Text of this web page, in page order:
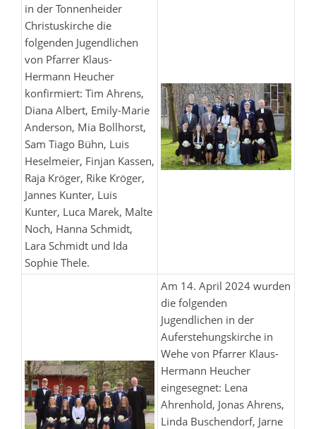
in der Tonnenheider
Christuskirche die
folgenden Jugendlichen
von Pfarrer Klaus-
Hermann Heucher
konfirmiert: Tim Ahrens,
Diana Albert, Emily-Marie
Anderson, Mia Bollhorst,
Sam Tiago Bühn, Luis
Heselmeier, Finjan Kassen,
Raja Kröger, Rike Kröger,
Jannes Kunter, Luis
Kunter, Luca Marek, Malte
Noch, Hanna Schmidt,
Lara Schmidt und Ida
Sophie Thele.
Am 14. April 2024 wurden
die folgenden
Jugendlichen in der
Auferstehungskirche in
Wehe von Pfarrer Klaus-
Hermann Heucher
eingesegnet: Lena
Ahrenhold, Jonas Ahrens,
Linda Buschendorf, Jarne